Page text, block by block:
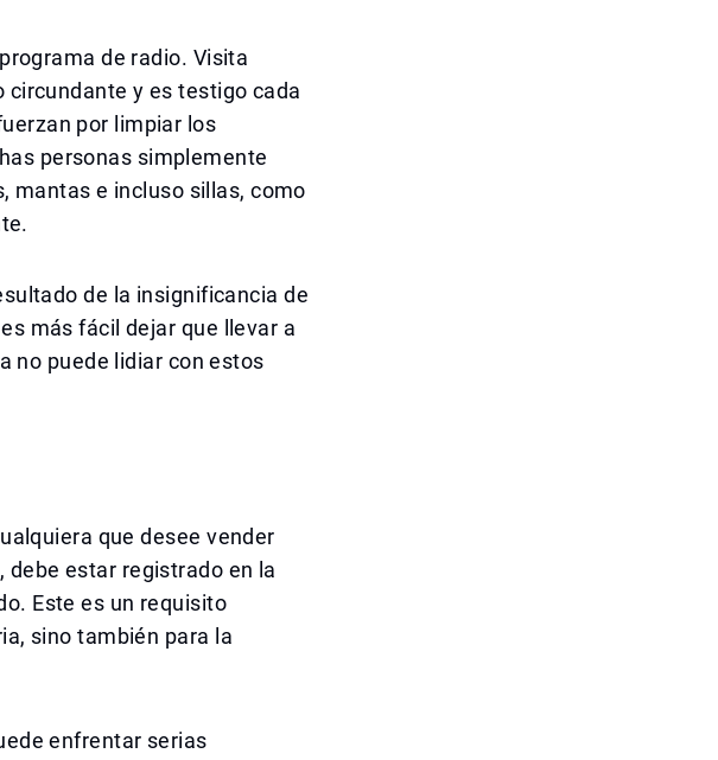
de radio. Visita
y es testigo cada
por limpiar los
personas simplemente
mantas e incluso sillas, como
de la insignificancia de
más fácil dejar que llevar a
no puede lidiar con estos
que desee vender
estar registrado en la
Este es un requisito
sino también para la
enfrentar serias